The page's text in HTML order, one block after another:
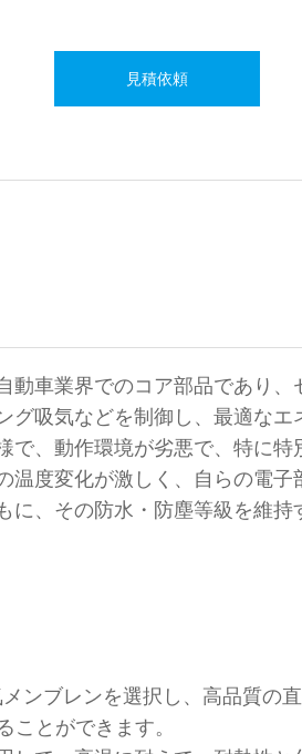
見積依頼
動車業界でのコア部品であり
グ吸気などを制御し、最適な
で、動作環境が劣悪で、特に特
温度変化が激しく、自らの電
に、その防水・防塵等級を維
ンブレンを選択し、高品質の
ことができます。